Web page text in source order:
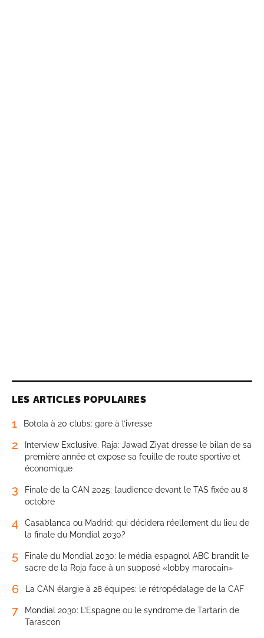
LES ARTICLES POPULAIRES
1 Botola à 20 clubs: gare à l’ivresse
2
Interview Exclusive. Raja: Jawad Ziyat dresse le bilan de sa
première année et expose sa feuille de route sportive et
économique
3
Finale de la CAN 2025: l’audience devant le TAS fixée au 8
octobre
4
Casablanca ou Madrid: qui décidera réellement du lieu de
la finale du Mondial 2030?
5
Finale du Mondial 2030: le média espagnol ABC brandit le
sacre de la Roja face à un supposé «lobby marocain»
6 La CAN élargie à 28 équipes: le rétropédalage de la CAF
7
Mondial 2030: L’Espagne ou le syndrome de Tartarin de
Tarascon